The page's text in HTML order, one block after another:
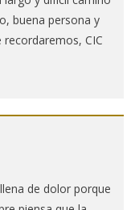
buena persona y
CIC
de dolor porque